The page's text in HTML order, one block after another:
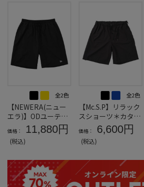
全2色
【NEWERA(ニュー
エラ)】ODユーティ
リティーショーツ＊
カタログ商品
価格： 11,880円
(税込)
全2色
【Mc.S.P】リラック
スショーツ＊カタロ
グ商品
価格： 6,600円
(税込)